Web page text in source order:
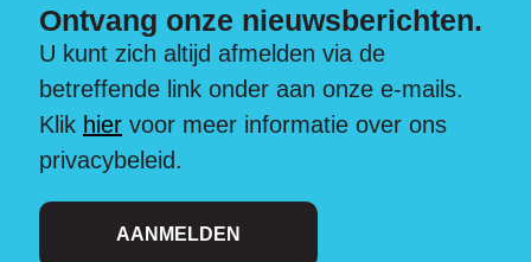
Ontvang onze nieuwsberichten.
U kunt zich altijd afmelden via de
betreffende link onder aan onze e-mails.
Klik hier voor meer informatie over ons
privacybeleid.
AANMELDEN